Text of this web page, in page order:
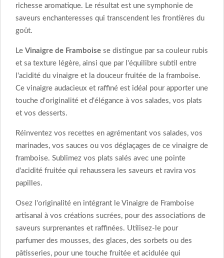
richesse aromatique. Le résultat est une symphonie de
saveurs enchanteresses qui transcendent les frontières du
goût.
Le Vinaigre de Framboise se distingue par sa couleur rubis
et sa texture légère, ainsi que par l'équilibre subtil entre
l'acidité du vinaigre et la douceur fruitée de la framboise.
Ce vinaigre audacieux et raffiné est idéal pour apporter une
touche d'originalité et d'élégance à vos salades, vos plats
et vos desserts.
Réinventez vos recettes en agrémentant vos salades, vos
marinades, vos sauces ou vos déglaçages de ce vinaigre de
framboise. Sublimez vos plats salés avec une pointe
d'acidité fruitée qui rehaussera les saveurs et ravira vos
papilles.
Osez l'originalité en intégrant le Vinaigre de Framboise
artisanal à vos créations sucrées, pour des associations de
saveurs surprenantes et raffinées. Utilisez-le pour
parfumer des mousses, des glaces, des sorbets ou des
pâtisseries, pour une touche fruitée et acidulée qui